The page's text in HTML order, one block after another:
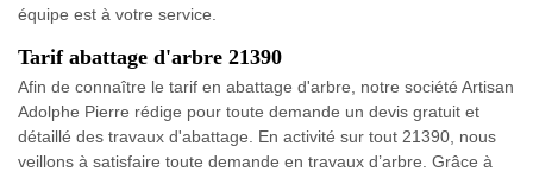
équipe est à votre service.
Tarif abattage d'arbre 21390
Afin de connaître le tarif en abattage d'arbre, notre société Artisan
Adolphe Pierre rédige pour toute demande un devis gratuit et
détaillé des travaux d'abattage. En activité sur tout 21390, nous
veillons à satisfaire toute demande en travaux d’arbre. Grâce à